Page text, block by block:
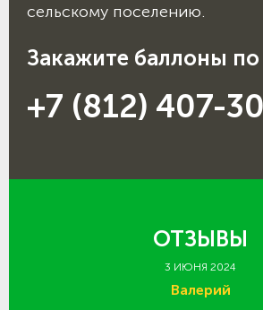
сельскому поселению.
Закажите баллоны
+7 (812) 407-
ОТЗЫВЫ
3 ИЮНЯ 2024
Валерий